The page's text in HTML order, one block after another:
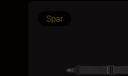
Spar